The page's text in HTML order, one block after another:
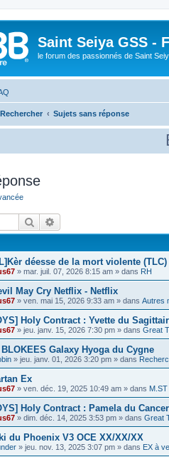
Saint Seiya GSS -
le forum des passionnés de Saint
Rechercher Sujets sans réponse
Rechercher
déesse de la mort violente (TLC)
» mar. juil. 07, 2026 8:15 am » dans RH
May Cry Netflix - Netflix
» ven. mai 15, 2026 9:33 am » dans Autres
Holy Contract : Yvette du
» jeu. janv. 15, 2026 7:30 pm » dans Great
BLOKEES Galaxy Hyoga du Cygne
» jeu. janv. 01, 2026 3:20 pm » dans
Ex
» ven. déc. 19, 2025 10:49 am » dans M.ST
Holy Contract : Pamela du Cancer
» dim. déc. 14, 2025 3:53 pm » dans Great
du Phoenix V3 OCE XX/XX/XX
» jeu. nov. 13, 2025 3:07 pm » dans EX à